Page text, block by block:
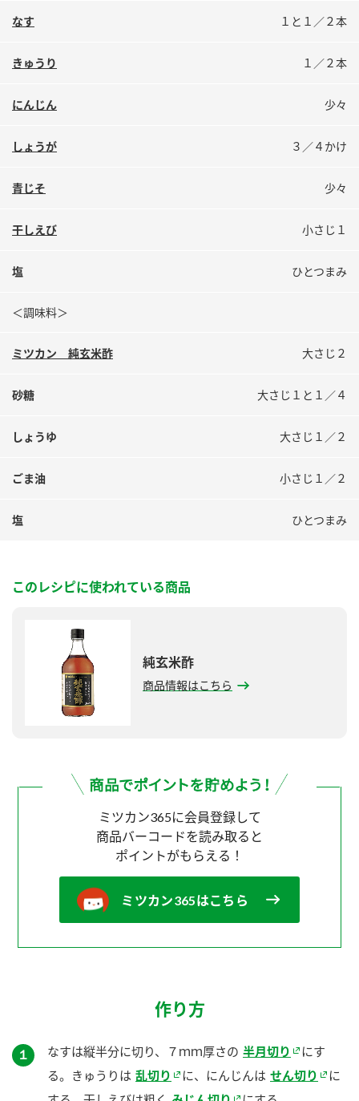
ミツカンのCM
検索
業務用サイト 製造所固有記号一覧
なす １と１／２本
きゅうり １／２本
にんじん 少々
しょうが ３／４かけ
青じそ 少々
干しえび 小さじ１
塩 ひとつまみ
＜調味料＞
ミツカン 純玄米酢 大さじ２
砂糖 大さじ１と１／４
しょうゆ 大さじ１／２
ごま油 小さじ１／２
塩 ひとつまみ
このレシピに使われている商品
純玄米酢
商品情報はこちら
ミツカン365に会員登録して
商品バーコードを読み取ると
ポイントがもらえる！
ミツカン365はこちら
作り方
１ なすは縦半分に切り、７ｍｍ厚さの 半月切り
にす
る。きゅうりは 乱切り に、にんじんは せん切り
に